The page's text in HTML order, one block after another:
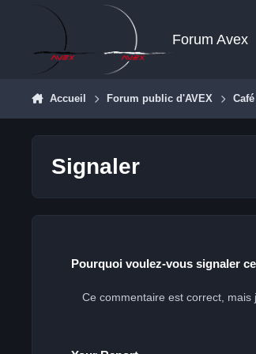
Aller au contenu
Forum Avex
Accueil Forum public d'AVEX Café
Signaler
Pourquoi voulez-vous signaler